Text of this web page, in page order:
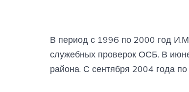
В период с 1996 по 2000 год
служебных проверок ОСБ. В
района. С сентября 2004 года